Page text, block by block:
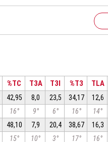
%TC T3A T3I %T3 TLA
42,95 8,0 23,5 34,17 12,6
16° 9° 6° 16° 14°
48,10 7,9 20,4 38,67 16,3
15° 10° 3° 17° 16°